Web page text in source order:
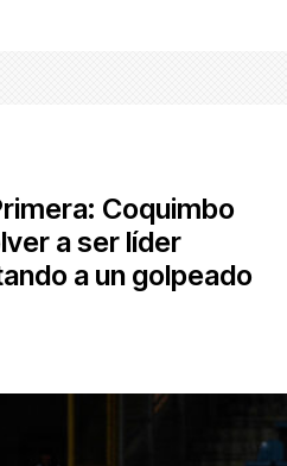
Coquimbo
a ser líder
a un golpeado